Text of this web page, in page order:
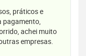
práticos e
pagamento,
achei muito
empresas.